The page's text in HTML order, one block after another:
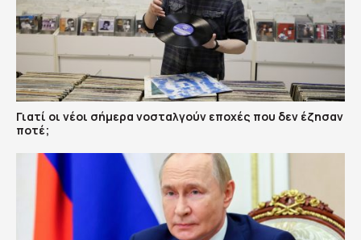
Γιατί οι νέοι σήμερα νοσταλγούν εποχές που δεν έζησαν
ποτέ;